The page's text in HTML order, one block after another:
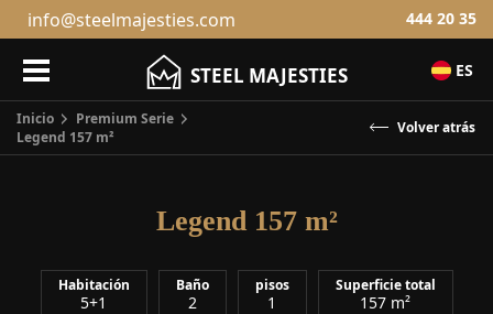
info@steelmajesties.com 444 20 35
STEEL MAJESTIES ES
Inicio
Premium Serie
Legend 157 m²
Legend 157 m²
Habitación
5+1
Baño
2
pisos
1
Superficie total
157 m²